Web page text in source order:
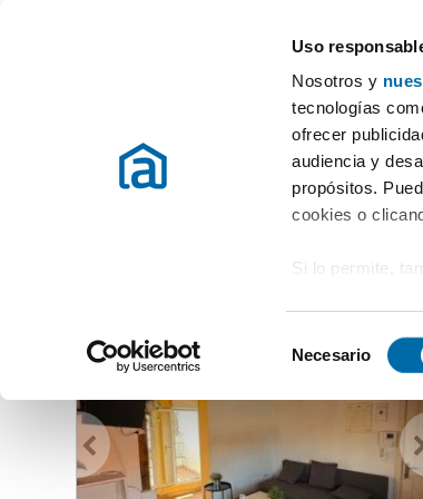
Uso
Nosotros y
tecnologías
ofrecer
audiencia y
propósitos.
cookies o
Si lo permite,
Identificar
Obtenga más
preferencias en
en la
e
c
Necesario
Alquiler pisos Madrid provincia Alquiler
Alquiler áticos San Blas Madrid (0 viviendas)